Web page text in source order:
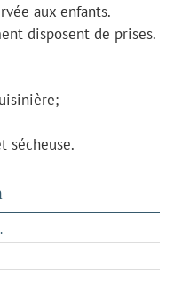
aux enfants.
disposent de prises.
sécheuse.